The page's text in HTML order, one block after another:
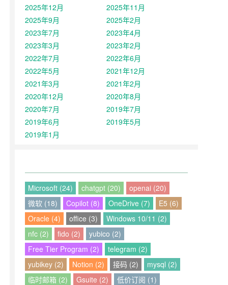
2025年12月
2025年11月
2025年9月
2025年2月
2023年7月
2023年4月
2023年3月
2023年2月
2022年7月
2022年6月
2022年5月
2021年12月
2021年3月
2021年2月
2020年12月
2020年8月
2020年7月
2019年7月
2019年6月
2019年5月
2019年1月
Microsoft (24) chatgpt (20)
openai (20)
微软 (18)
Copilot (8) OneDrive (7)
E5 (6)
Oracle (4)
office (3)
Windows 10/11 (2)
nfc (2)
fido (2)
yubico (2)
Free Tier Program (2)
telegram (2)
yubikey (2)
Notion (2) 接码 (2)
mysql (2)
临时邮箱 (2)
Gsuite (2)
低价订阅 (1)